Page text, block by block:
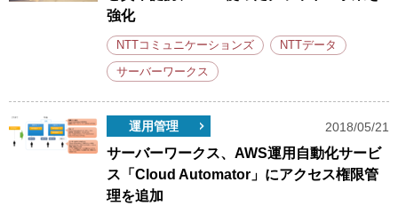
強化
NTTコミュニケーションズ NTTデータ
サーバーワークス
運用管理 2018/05/21
サーバーワークス、AWS運用自動化サービ
ス「Cloud Automator」にアクセス権限管
理を追加